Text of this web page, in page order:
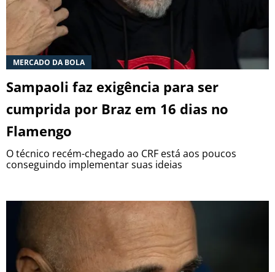
MERCADO DA BOLA
Sampaoli faz exigência para ser
cumprida por Braz em 16 dias no
Flamengo
O técnico recém-chegado ao CRF está aos poucos
conseguindo implementar suas ideias